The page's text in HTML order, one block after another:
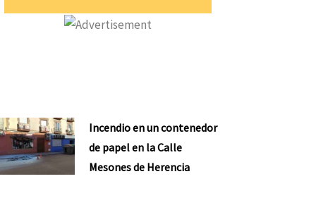
Incendio en un contenedor
de papel en la Calle
Mesones de Herencia